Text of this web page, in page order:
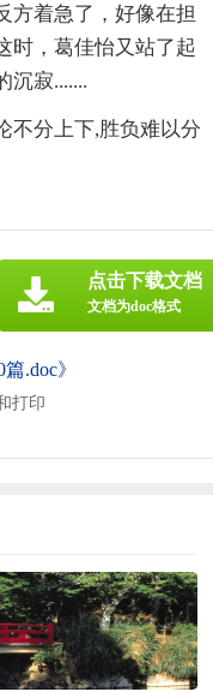
方着急了，好像在担
时，葛佳怡又站了起
沉寂.......
不分上下,胜负难以分
.doc》
打印
点击下载文档
文档为doc格式